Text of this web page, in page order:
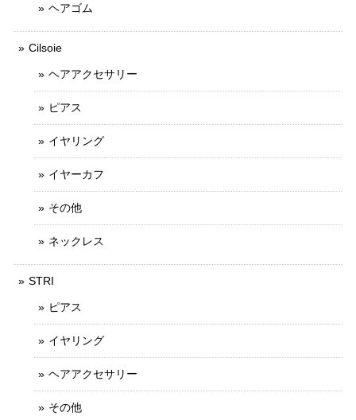
ヘアゴム
Cilsoie
ヘアアクセサリー
ピアス
イヤリング
イヤーカフ
その他
ネックレス
STRI
ピアス
イヤリング
ヘアアクセサリー
その他